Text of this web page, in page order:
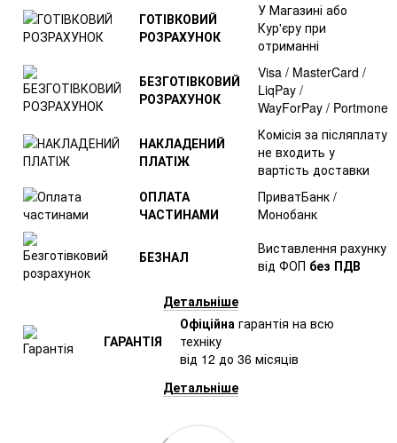
ГОТІВКОВИЙ
РОЗРАХУНОК
У Магазині або
Кур'єру при
отриманні
БЕЗГОТІВКОВИЙ
РОЗРАХУНОК
Visa / MasterCard /
LiqPay /
WayForPay / Portmone
НАКЛАДЕНИЙ
ПЛАТІЖ
Комісія за післяплату
не входить у
вартість доставки
ОПЛАТА
ЧАСТИНАМИ
ПриватБанк /
Монобанк
БЕЗНАЛ
Виставлення рахунку
від ФОП без ПДВ
Детальніше
ГАРАНТІЯ
Офіційна гарантія на всю
техніку
від 12 до 36 місяців
Детальніше